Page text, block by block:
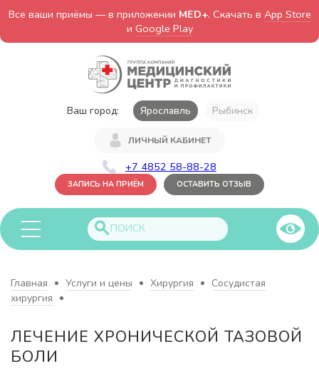
Все ваши приёмы — в приложении MED+. Скачать в App Store
и Google Play
Ваш город: Ярославль Рыбинск
ЛИЧНЫЙ КАБИНЕТ
+7 4852 58-88-28
ЗАПИСЬ НА ПРИЁМ ОСТАВИТЬ ОТЗЫВ
Главная Услуги и цены Хирургия
Сосудистая
хирургия
ЛЕЧЕНИЕ ХРОНИЧЕСКОЙ ТАЗОВОЙ
БОЛИ